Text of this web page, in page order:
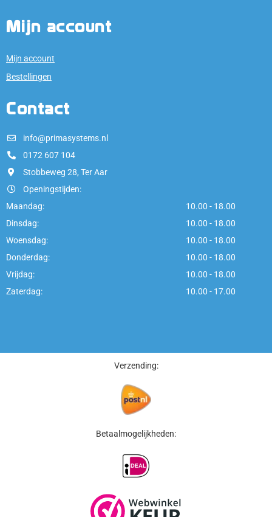
Mijn account
Mijn account
Bestellingen
Contact
info@primasystems.nl
0172 607 104
Stobbeweg 28, Ter Aar
Openingstijden:
Maandag:
10.00 - 18.00
Dinsdag:
10.00 - 18.00
Woensdag:
10.00 - 18.00
Donderdag:
10.00 - 18.00
Vrijdag:
10.00 - 18.00
Zaterdag:
10.00 - 17.00
Verzending:
Betaalmogelijkheden: